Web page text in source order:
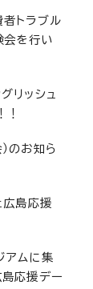
トラブル
会を行い
リッシュ
のお知ら
広島応援
アムに集
島応援デー